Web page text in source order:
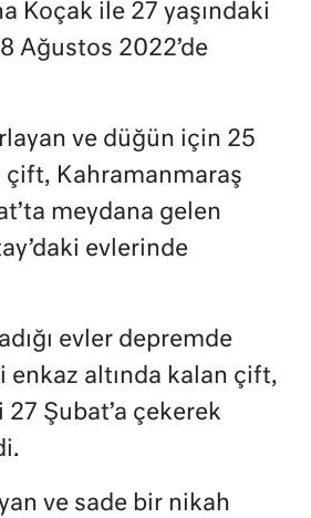
Koçak ile 27 yaşındaki
Ağustos 2022’de
ve düğün için 25
çift, Kahramanmaraş
meydana gelen
evlerinde
evler depremde
enkaz altında kalan çift,
Şubat’a çekerek
ve sade bir nikah